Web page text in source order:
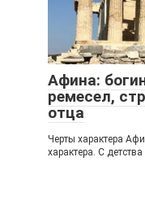
Афина:
ремесел,
отца
Черты характера
характера. С